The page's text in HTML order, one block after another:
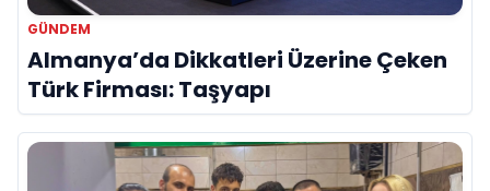
GÜNDEM
Almanya’da Dikkatleri Üzerine Çeken
Türk Firması: Taşyapı